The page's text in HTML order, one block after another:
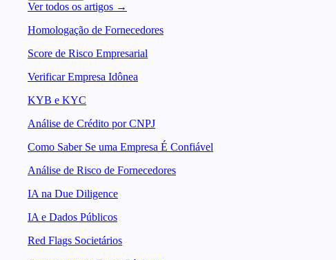
Ver todos os artigos →
Homologação de Fornecedores
Score de Risco Empresarial
Verificar Empresa Idônea
KYB e KYC
Análise de Crédito por CNPJ
Como Saber Se uma Empresa É Confiável
Análise de Risco de Fornecedores
IA na Due Diligence
IA e Dados Públicos
Red Flags Societários